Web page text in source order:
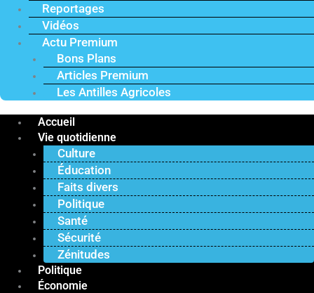
Reportages
Vidéos
Actu Premium
Bons Plans
Articles Premium
Les Antilles Agricoles
Accueil
Vie quotidienne
Culture
Éducation
Faits divers
Politique
Santé
Sécurité
Zénitudes
Politique
Économie